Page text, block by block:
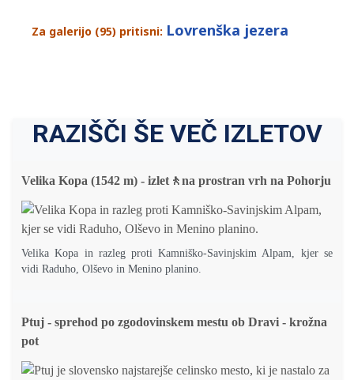
Za galerijo (95) pritisni: Lovrenška jezera
RAZIŠČI ŠE VEČ IZLETOV
Velika Kopa (1542 m) - izlet🚶na prostran vrh na Pohorju
Velika Kopa in razleg proti Kamniško-Savinjskim Alpam, kjer se
vidi Raduho, Olševo in Menino planino.
Ptuj - sprehod po zgodovinskem mestu ob Dravi - krožna
pot